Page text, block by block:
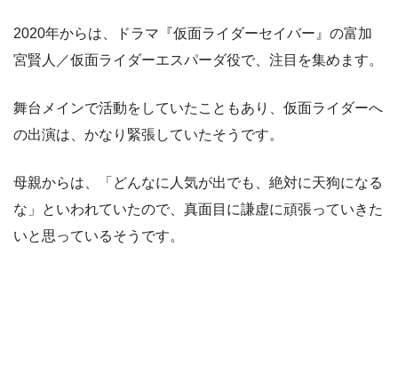
2020年からは、ドラマ『仮面ライダーセイバー』の富加
宮賢人／仮面ライダーエスパーダ役で、注目を集めます。
舞台メインで活動をしていたこともあり、仮面ライダーへ
の出演は、かなり緊張していたそうです。
母親からは、「どんなに人気が出でも、絶対に天狗になる
な」といわれていたので、真面目に謙虚に頑張っていきた
いと思っているそうです。